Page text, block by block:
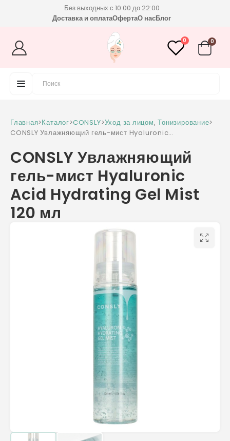
Без выходных с 10:00 до 22:00
Доставка и оплатаОфертаО насБлог
0 0
Главная>Каталог>CONSLY>Уход за лицом,Тонизирование>
CONSLY Увлажняющий гель-мист Hyaluronic
CONSLY Увлажняющий
гель-мист Hyaluronic
Acid Hydrating Gel Mist
120 мл